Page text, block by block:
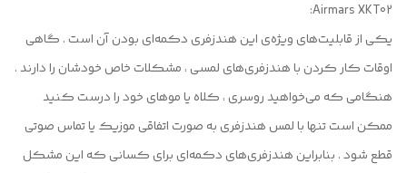
Airmars XKT02:
یکی از قابلیت‌های ویژه‌ی این هندزفری دکمه‌ای بودن آن است . گاهی
اوقات کار کردن با هندزفری‌های لمسی ، مشکلات خاص خودشان را دارند .
هنگامی که می‌خواهید روسری ، کلاه یا موهای خود را درست کنید
ممکن است تنها با لمس هندزفری به صورت اتفاقی موزیک یا تماس صوتی
قطع شود . بنابراین هندزفری‌های دکمه‌ای برای کسانی که این مشکل